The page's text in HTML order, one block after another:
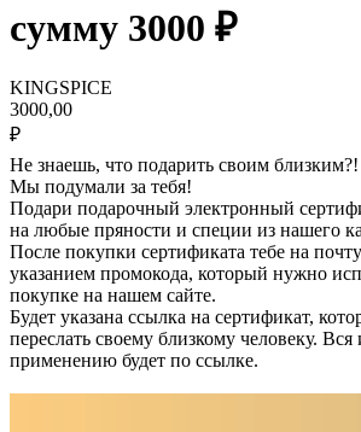
сумму 3000 ₽
KINGSPICE
3000,00
₽
Не знаешь, что подарить своим близким?!
Мы подумали за тебя!
Подари подарочный электронный
на любые пряности и специи из нашего
После покупки сертификата тебе на
указанием промокода, который нужно
покупке на нашем сайте.
Будет указана ссылка на сертификат,
переслать своему близкому человеку.
применению будет по ссылке.